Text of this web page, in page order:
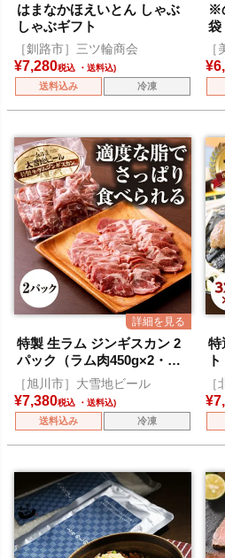
はまなかほえいとん しゃぶ
しゃぶギフト
［釧路市］三ツ輪商会
¥7,280税込
送料込み 冷凍
※
袋
楽
¥
特製 生ラム ジンギスカン 2
パック（ラム肉450g×2・別
添タレ150g×2）
［旭川市］大雪地ビール
¥7,380税込
送料込み 冷凍
特
ト
¥